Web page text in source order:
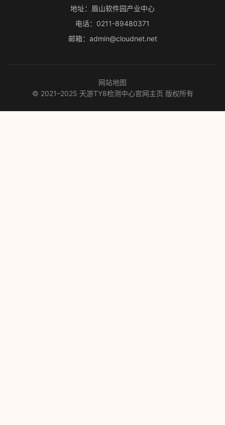
地址：眉山软件园产业中心
电话：0211-89480371
邮箱：admin@cloudnet.net
网站地图
© 2021–2025 天游TY8检测中心官网主页 版权所有